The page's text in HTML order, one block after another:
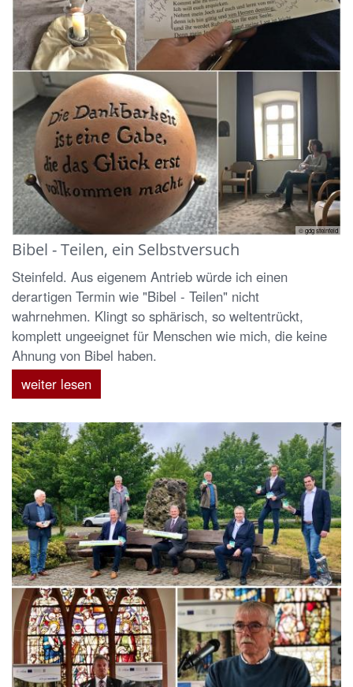
© gdg steinfeld
Bibel - Teilen, ein Selbstversuch
Steinfeld. Aus eigenem Antrieb würde ich einen
derartigen Termin wie "Bibel - Teilen" nicht
wahrnehmen. Klingt so sphärisch, so weltentrückt,
komplett ungeeignet für Menschen wie mich, die keine
Ahnung von Bibel haben.
weiter lesen